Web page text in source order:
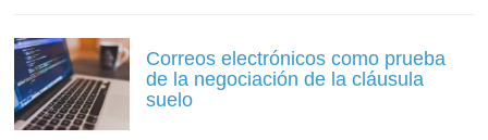
Correos electrónicos como prueba
de la negociación de la cláusula
suelo